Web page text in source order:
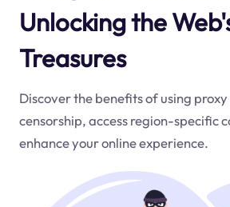
Unlocking the
Treasures
Discover the benefits of using
censorship, access region-specific
enhance your online experience.